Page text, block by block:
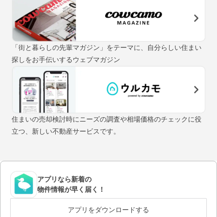
「街と暮らしの先輩マガジン」をテーマに、自分らしい住まい
探しをお手伝いするウェブマガジン
住まいの売却検討時にニーズの調査や相場価格のチェックに役
立つ、新しい不動産サービスです。
アプリなら新着の
物件情報が早く届く！
アプリをダウンロードする